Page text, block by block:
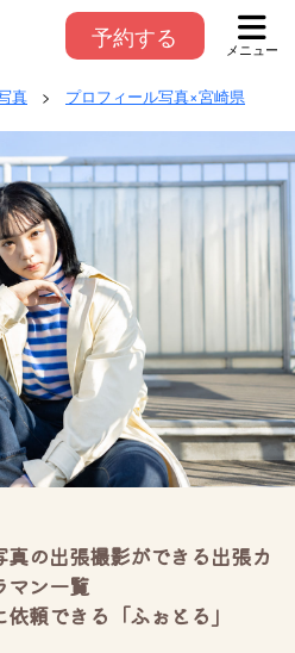
予約する メニュー
真 > プロフィール写真×宮崎県
の出張撮影ができる出張カ
マン一覧
頼できる「ふぉとる」